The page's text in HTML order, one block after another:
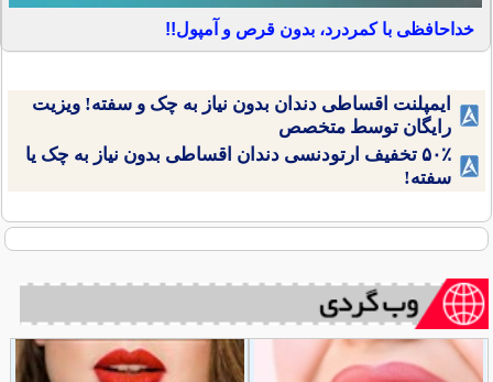
خداحافظی با کمردرد، بدون قرص و آمپول!!
ایمپلنت اقساطی دندان بدون نیاز به چک و سفته! ویزیت
رایگان توسط متخصص
۵۰٪ تخفیف ارتودنسی دندان اقساطی بدون نیاز به چک یا
سفته!